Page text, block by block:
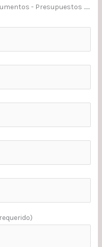
- Presupuestos ......